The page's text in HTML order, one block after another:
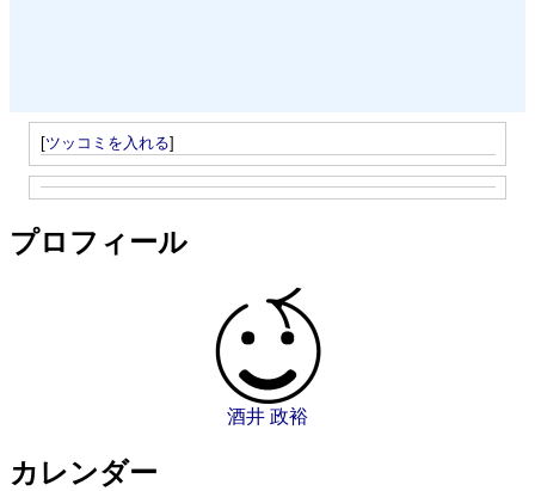
[ツッコミを入れる]
プロフィール
酒井 政裕
カレンダー